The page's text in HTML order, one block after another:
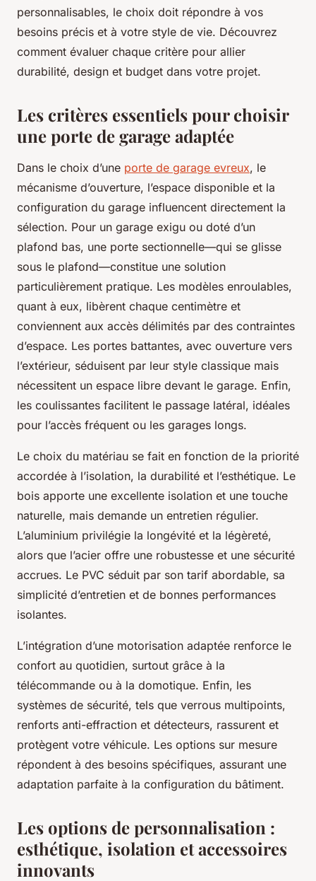
personnalisables, le choix doit répondre à vos
besoins précis et à votre style de vie. Découvrez
comment évaluer chaque critère pour allier
durabilité, design et budget dans votre projet.
Les critères essentiels pour choisir
une porte de garage adaptée
Dans le choix d’une porte de garage evreux, le
mécanisme d’ouverture, l’espace disponible et la
configuration du garage influencent directement la
sélection. Pour un garage exigu ou doté d’un
plafond bas, une porte sectionnelle—qui se glisse
sous le plafond—constitue une solution
particulièrement pratique. Les modèles enroulables,
quant à eux, libèrent chaque centimètre et
conviennent aux accès délimités par des contraintes
d’espace. Les portes battantes, avec ouverture vers
l’extérieur, séduisent par leur style classique mais
nécessitent un espace libre devant le garage. Enfin,
les coulissantes facilitent le passage latéral, idéales
pour l’accès fréquent ou les garages longs.
Le choix du matériau se fait en fonction de la priorité
accordée à l’isolation, la durabilité et l’esthétique. Le
bois apporte une excellente isolation et une touche
naturelle, mais demande un entretien régulier.
L’aluminium privilégie la longévité et la légèreté,
alors que l’acier offre une robustesse et une sécurité
accrues. Le PVC séduit par son tarif abordable, sa
simplicité d’entretien et de bonnes performances
isolantes.
L’intégration d’une motorisation adaptée renforce le
confort au quotidien, surtout grâce à la
télécommande ou à la domotique. Enfin, les
systèmes de sécurité, tels que verrous multipoints,
renforts anti-effraction et détecteurs, rassurent et
protègent votre véhicule. Les options sur mesure
répondent à des besoins spécifiques, assurant une
adaptation parfaite à la configuration du bâtiment.
Les options de personnalisation :
esthétique, isolation et accessoires
innovants